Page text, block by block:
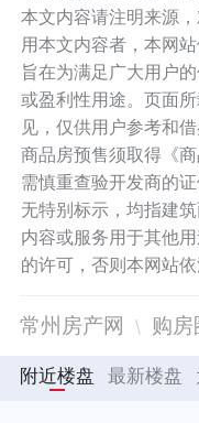
本文内容请注明来源
用本文内容者，本网
旨在为满足广大用户
或盈利性用途。页面
见，仅供用户参考和
商品房预售须取得《
需慎重查验开发商的
无特别标示，均指建
内容或服务用于其他
的许可，否则本网站依
常州房产网 购房
附近楼盘 最新楼盘